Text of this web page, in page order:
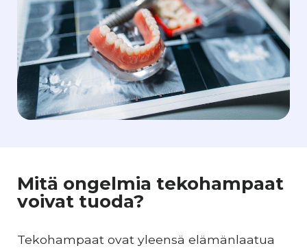
Mitä ongelmia tekohampaat
voivat tuoda?
Tekohampaat ovat yleensä elämänlaatua